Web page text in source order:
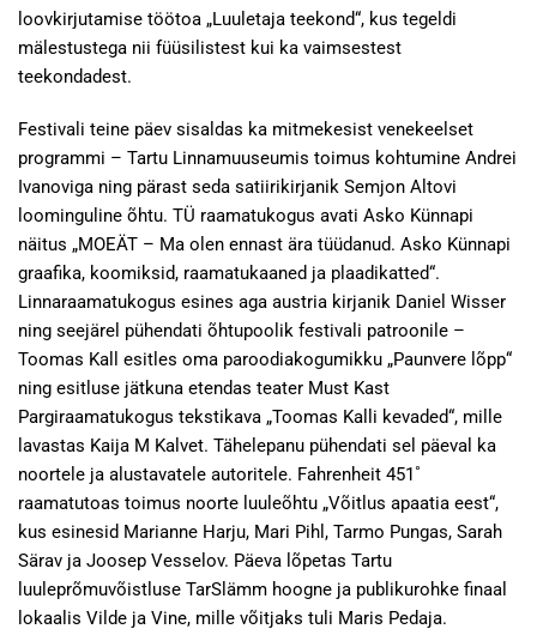
loovkirjutamise töötoa „Luuletaja teekond“, kus tegeldi
mälestustega nii füüsilistest kui ka vaimsestest
teekondadest.
Festivali teine päev sisaldas ka mitmekesist venekeelset
programmi – Tartu Linnamuuseumis toimus kohtumine Andrei
Ivanoviga ning pärast seda satiirikirjanik Semjon Altovi
loominguline õhtu. TÜ raamatukogus avati Asko Künnapi
näitus „MOEÄT – Ma olen ennast ära tüüdanud. Asko Künnapi
graafika, koomiksid, raamatukaaned ja plaadikatted“.
Linnaraamatukogus esines aga austria kirjanik Daniel Wisser
ning seejärel pühendati õhtupoolik festivali patroonile –
Toomas Kall esitles oma paroodiakogumikku „Paunvere lõpp“
ning esitluse jätkuna etendas teater Must Kast
Pargiraamatukogus tekstikava „Toomas Kalli kevaded“, mille
lavastas Kaija M Kalvet. Tähelepanu pühendati sel päeval ka
noortele ja alustavatele autoritele. Fahrenheit 451˚
raamatutoas toimus noorte luuleõhtu „Võitlus apaatia eest“,
kus esinesid Marianne Harju, Mari Pihl, Tarmo Pungas, Sarah
Särav ja Joosep Vesselov. Päeva lõpetas Tartu
luuleprõmuvõistluse TarSlämm hoogne ja publikurohke finaal
lokaalis Vilde ja Vine, mille võitjaks tuli Maris Pedaja.